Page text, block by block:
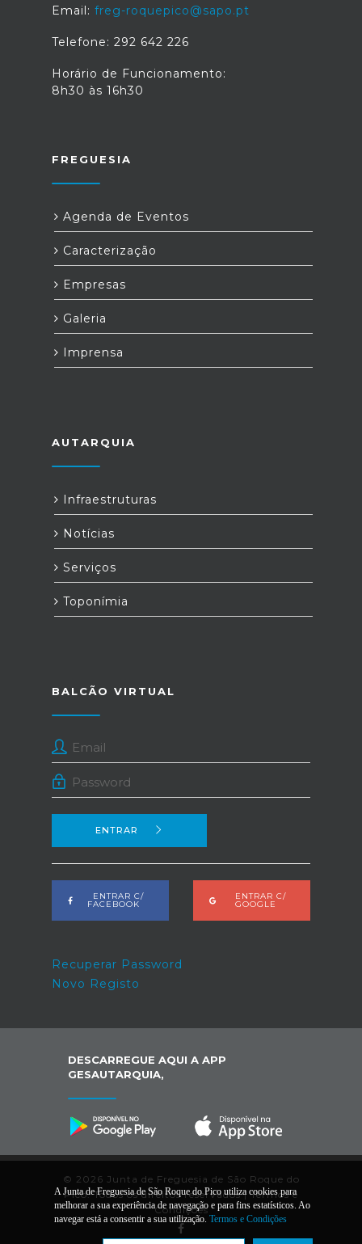
Email: freg-roquepico@sapo.pt
Telefone: 292 642 226
Horário de Funcionamento:
8h30 às 16h30
FREGUESIA
Agenda de Eventos
Caracterização
Empresas
Galeria
Imprensa
AUTARQUIA
Infraestruturas
Notícias
Serviços
Toponímia
BALCÃO VIRTUAL
ENTRAR
ENTRAR C/
FACEBOOK
ENTRAR C/
GOOGLE
Recuperar Password
Novo Registo
DESCARREGUE AQUI A APP
GESAUTARQUIA,
© 2026 Junta de Freguesia de São Roque do
Pico. Todos os direitos reservados |Termos e
Condições
A Junta de Freguesia de São Roque do Pico utiliza cookies para
melhorar a sua experiência de navegação e para fins estatísticos. Ao
navegar está a consentir a sua utilização. Termos e Condições